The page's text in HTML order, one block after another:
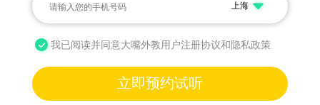
上海
我已阅读并同意大嘴外教用户注册协议和隐私政策
立即预约试听